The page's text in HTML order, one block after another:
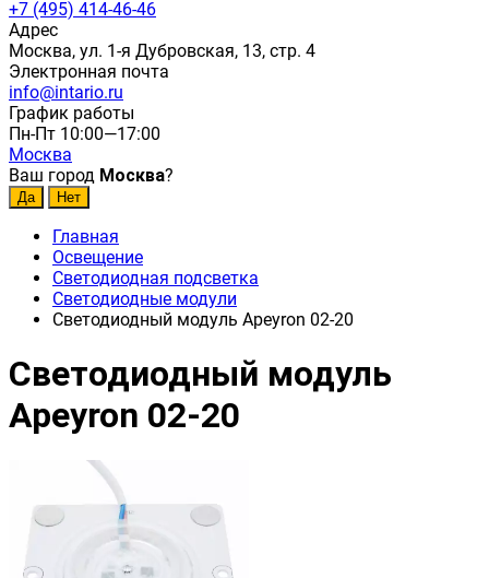
+7 (495) 414-46-46
Адрес
Москва, ул. 1-я Дубровская, 13, стр. 4
Электронная почта
info@intario.ru
График работы
Пн-Пт 10:00—17:00
Москва
Ваш город Москва?
Главная
Освещение
Светодиодная подсветка
Светодиодные модули
Светодиодный модуль Apeyron 02-20
Светодиодный модуль
Apeyron 02-20